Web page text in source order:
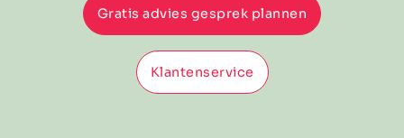
Gratis advies gesprek plannen
Klantenservice